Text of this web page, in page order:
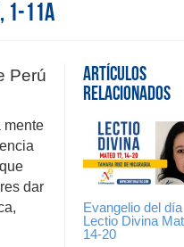
1-11a
Artículos
Relacionados
Evangelio del
Lectio Divina
14-20
Perú
mente
dar